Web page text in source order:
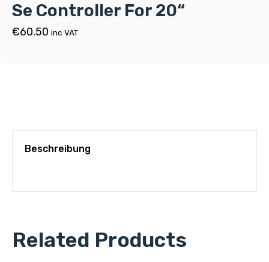
Se Controller For 20“
€60.50 inc VAT
Beschreibung
Related Products